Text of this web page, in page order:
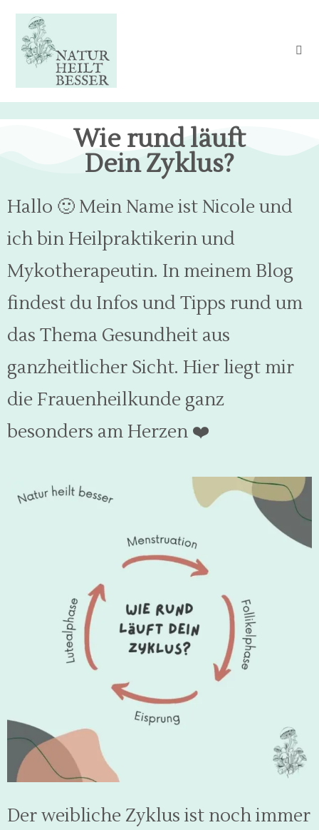
Wie rund läuft
Dein Zyklus?
Hallo 🙂Mein Name ist Nicole und
ich bin Heilpraktikerin und
Mykotherapeutin. In meinem Blog
findest du Infos und Tipps rund um
das Thema Gesundheit aus
ganzheitlicher Sicht. Hier liegt mir
die Frauenheilkunde ganz
besonders am Herzen ❤️
Der weibliche Zyklus ist noch immer